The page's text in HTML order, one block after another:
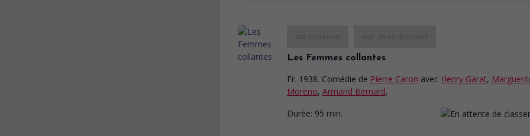
Les Femmes collantes
Fr. 1938. Comédie de Pierre Caron avec Henry Garat,
Moreno, Armand Bernard.
Durée: 95 min.